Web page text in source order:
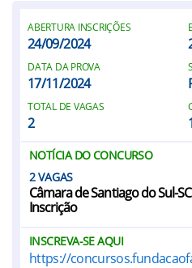
ABERTURA INSCRIÇÕES
24/09/2024
DATA DA PROVA
17/11/2024
TOTAL DE VAGAS
2
NOTÍCIA DO CONCURSO
2
Câmara de Santiago do Sul-
Inscrição
INSCREVA-SE AQUI
https://